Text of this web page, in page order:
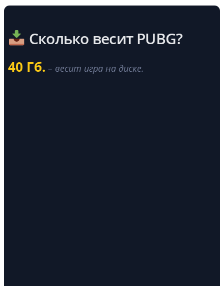
Сколько весит PUBG?
40 Гб. – весит игра на диске.